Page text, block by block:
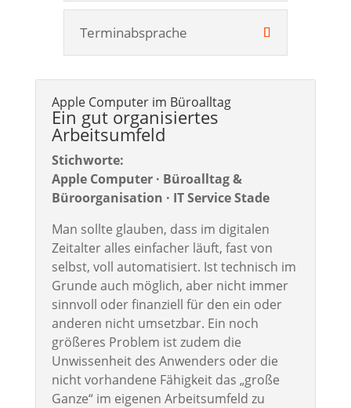
Terminabsprache
Apple Computer im Büroalltag
Ein gut organisiertes
Arbeitsumfeld
Stichworte:
Apple Computer · Büroalltag &
Büroorganisation · IT Service Stade
Man sollte glauben, dass im digitalen
Zeitalter alles einfacher läuft, fast von
selbst, voll automatisiert. Ist technisch im
Grunde auch möglich, aber nicht immer
sinnvoll oder finanziell für den ein oder
anderen nicht umsetzbar. Ein noch
größeres Problem ist zudem die
Unwissenheit des Anwenders oder die
nicht vorhandene Fähigkeit das „große
Ganze“ im eigenen Arbeitsumfeld zu